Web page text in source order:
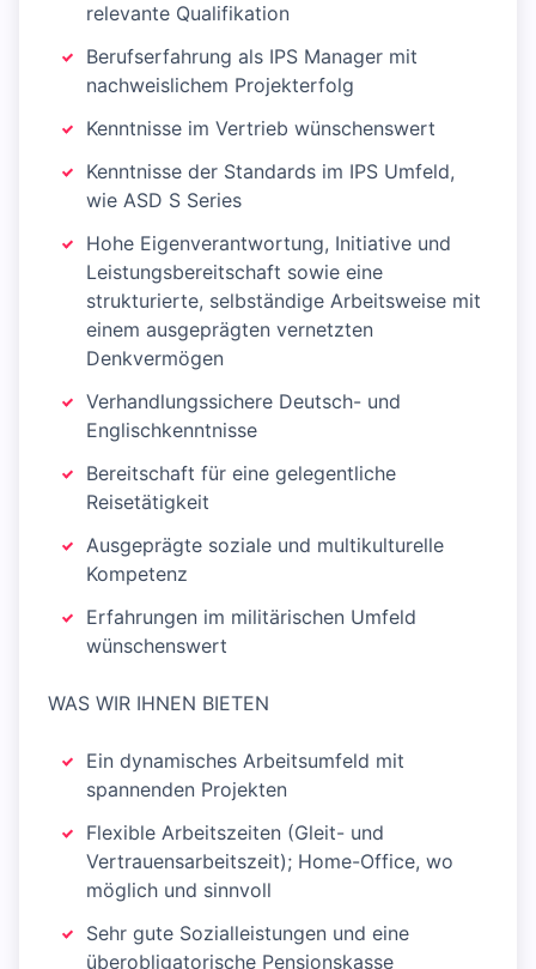
relevante Qualifikation
Berufserfahrung als IPS Manager mit
nachweislichem Projekterfolg
Kenntnisse im Vertrieb wünschenswert
Kenntnisse der Standards im IPS Umfeld,
wie ASD S Series
Hohe Eigenverantwortung, Initiative und
Leistungsbereitschaft sowie eine
strukturierte, selbständige Arbeitsweise mit
einem ausgeprägten vernetzten
Denkvermögen
Verhandlungssichere Deutsch- und
Englischkenntnisse
Bereitschaft für eine gelegentliche
Reisetätigkeit
Ausgeprägte soziale und multikulturelle
Kompetenz
Erfahrungen im militärischen Umfeld
wünschenswert
WAS WIR IHNEN BIETEN
Ein dynamisches Arbeitsumfeld mit
spannenden Projekten
Flexible Arbeitszeiten (Gleit- und
Vertrauensarbeitszeit); Home-Office, wo
möglich und sinnvoll
Sehr gute Sozialleistungen und eine
überobligatorische Pensionskasse